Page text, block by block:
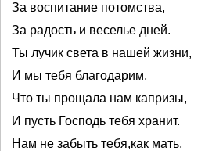
За воспитание потомства,
За радость и веселье дней.
Ты лучик света в нашей жизни,
И мы тебя благодарим,
Что ты прощала нам капризы,
И пусть Господь тебя хранит.
Нам не забыть тебя,как мать,